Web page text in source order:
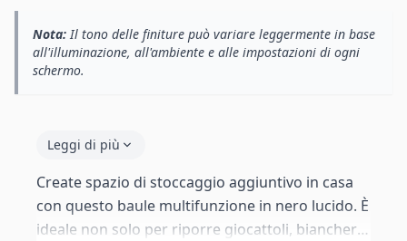
Nota:Il tono delle finiture può variare leggermente in base
all'illuminazione, all'ambiente e alle impostazioni di ogni
schermo.
Leggi di più
Create spazio di stoccaggio aggiuntivo in casa
con questo baule multifunzione in nero lucido. È
ideale non solo per riporre giocattoli, biancheria